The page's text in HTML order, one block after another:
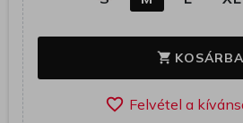
shopping_cart KOSÁRBA
favorite_border